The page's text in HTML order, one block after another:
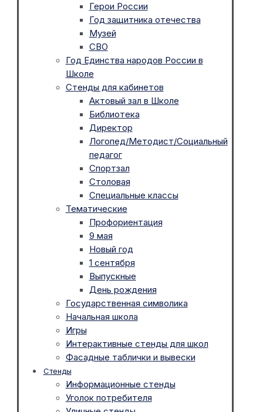
Герои России
Год защитника отечества
Музей
СВО
Год Единства народов России в
Школе
Стенды для кабинетов
Актовый зал в Школе
Библиотека
Директор
Логопед/Методист/Социальный
педагог
Спортзал
Столовая
Специальные классы
Тематические
Профориентация
9 мая
Новый год
1 сентября
Выпускные
День рождения
Государственная символика
Начальная школа
Игры
Интерактивные стенды для школ
Фасадные таблички и вывески
Стенды
Информационные стенды
Уголок потребителя